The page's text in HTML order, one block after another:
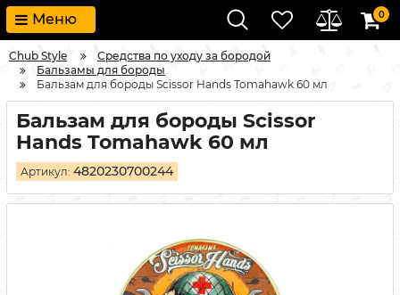
Меню 0
Chub Style
Средства по уходу за бородой
Бальзамы для бороды
Бальзам для бороды Scissor Hands Tomahawk 60 мл
Бальзам для бороды Scissor
Hands Tomahawk 60 мл
Артикул: 4820230700244